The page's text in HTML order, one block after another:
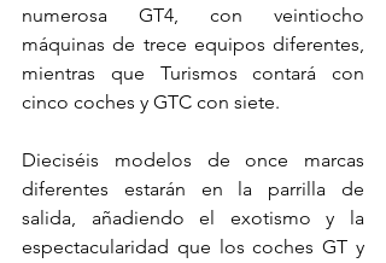
numerosa GT4, con veintiocho
máquinas de trece equipos diferentes,
mientras que Turismos contará con
cinco coches y GTC con siete.
Dieciséis modelos de once marcas
diferentes estarán en la parrilla de
salida, añadiendo el exotismo y la
espectacularidad que los coches GT y